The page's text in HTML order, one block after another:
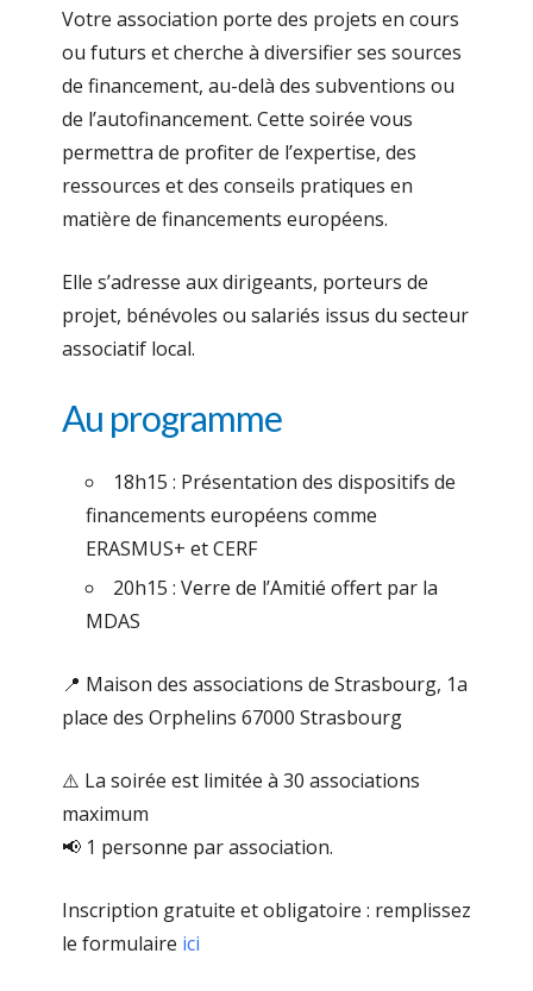
Votre association porte des projets en cours
ou futurs et cherche à diversifier ses sources
de financement, au-delà des subventions ou
de l’autofinancement. Cette soirée vous
permettra de profiter de l’expertise, des
ressources et des conseils pratiques en
matière de financements européens.
Elle s’adresse aux dirigeants, porteurs de
projet, bénévoles ou salariés issus du secteur
associatif local.
Au programme
18h15 : Présentation des dispositifs de
financements européens comme
ERASMUS+ et CERF
20h15 : Verre de l’Amitié offert par la
MDAS
📍​ Maison des associations de Strasbourg, 1a
place des Orphelins 67000 Strasbourg
⚠️ La soirée est limitée à 30 associations
maximum
​📢​ 1 personne par association.
Inscription gratuite et obligatoire : remplissez
le formulaire ici